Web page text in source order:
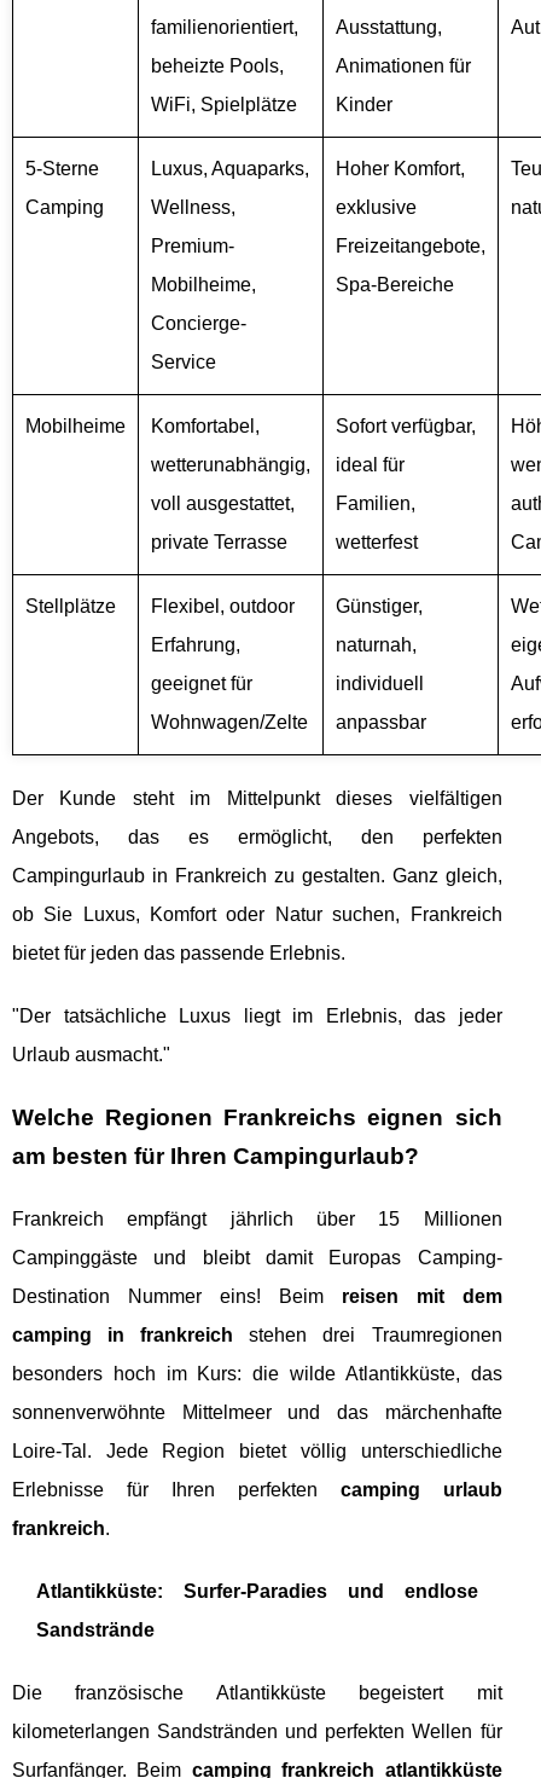
familienorientiert,
beheizte Pools,
WiFi, Spielplätze
Ausstattung,
Animationen für
Kinder
5-Sterne
Camping
Luxus, Aquaparks,
Wellness,
Premium-
Mobilheime,
Concierge-
Service
Hoher Komfort,
exklusive
Freizeitangebote,
Spa-Bereiche
Mobilheime
Komfortabel,
wetterunabhängig,
voll ausgestattet,
private Terrasse
Sofort verfügbar,
ideal für
Familien,
wetterfest
Stellplätze
Flexibel, outdoor
Erfahrung,
geeignet für
Wohnwagen/Zelte
Günstiger,
naturnah,
individuell
anpassbar
Der Kunde steht im Mittelpunkt dieses vielfältigen
Angebots, das es ermöglicht, den perfekten
Campingurlaub in Frankreich zu gestalten. Ganz gleich,
ob Sie Luxus, Komfort oder Natur suchen, Frankreich
bietet für jeden das passende Erlebnis.
"Der tatsächliche Luxus liegt im Erlebnis, das jeder
Urlaub ausmacht."
Welche Regionen Frankreichs eignen sich
am besten für Ihren Campingurlaub?
Frankreich empfängt jährlich über 15 Millionen
Campinggäste und bleibt damit Europas Camping-
Destination Nummer eins! Beim reisen mit dem
camping in frankreich stehen drei Traumregionen
besonders hoch im Kurs: die wilde Atlantikküste, das
sonnenverwöhnte Mittelmeer und das märchenhafte
Loire-Tal. Jede Region bietet völlig unterschiedliche
Erlebnisse für Ihren perfekten camping urlaub
frankreich.
Atlantikküste: Surfer-Paradies und endlose
Sandstrände
Die französische Atlantikküste begeistert mit
kilometerlangen Sandstränden und perfekten Wellen für
Surfanfänger. Beim camping frankreich atlantikküste